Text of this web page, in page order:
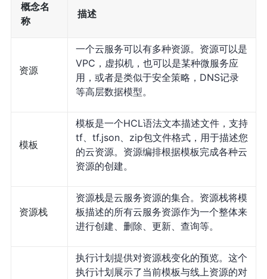
概念名
称
描述
资源
一个云服务可以有多种资源。资源可以是
VPC，虚拟机，也可以是某种微服务应
用，或者是类似于安全策略，DNS记录
等高层数据模型。
模板
模板是一个HCL语法文本描述文件，支持
tf、tf.json、zip包文件格式，用于描述您
的云资源。资源编排根据模板完成各种云
资源的创建。
资源栈
资源栈是云服务资源的集合。资源栈将模
板描述的所有云服务资源作为一个整体来
进行创建、删除、更新、查询等。
执行计划提供对资源栈变化的预览。这个
执行计划展示了当前模板与线上资源的对